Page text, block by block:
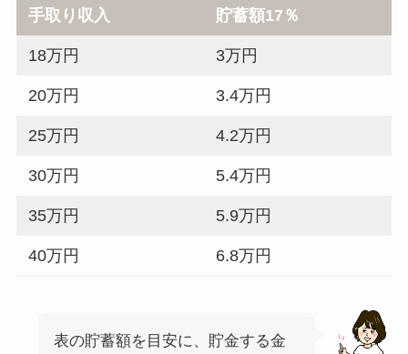
手取り収入 貯蓄額17％
18万円 3万円
20万円 3.4万円
25万円 4.2万円
30万円 5.4万円
35万円 5.9万円
40万円 6.8万円
表の貯蓄額を目安に、貯金する金